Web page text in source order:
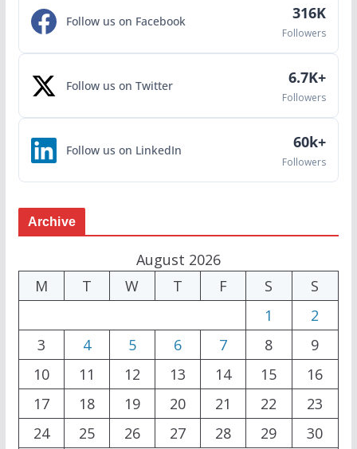
Follow us on Facebook 316K
Followers
Follow us on Twitter 6.7K+
Followers
Follow us on LinkedIn 60k+
Followers
Archive
August 2026
M
T W T F S
S
1
2
3
4 5 6 7 8
9
10
11 12 13 14 15
16
17
18 19 20 21 22
23
24
25 26 27 28 29
30